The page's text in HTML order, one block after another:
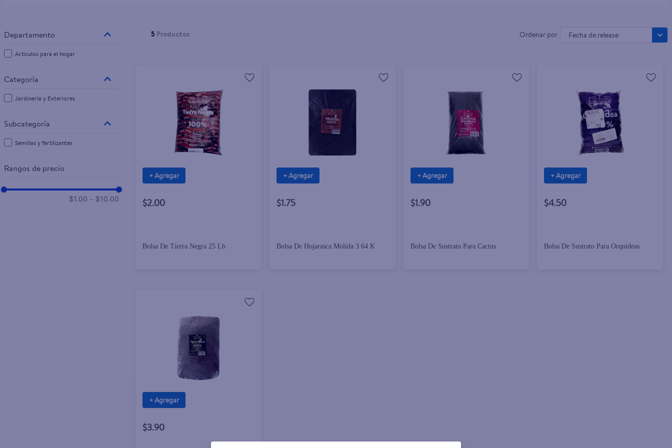
Artículos para el hogar
Jardinería y Exteriores
Semillas y fertilizantes
Rangos de precio
$1.00 – $10.00
5 Productos Fecha de release
+ Agregar
$2.00
Bolsa De Tierra Negra 25 Lb
+ Agregar
$1.75
Bolsa De Hojarasca Molida 3.64 K
+ Agregar
$1.90
Bolsa De Sustrato Para Cactus
+ Agregar
$4.50
Bolsa De Sustrato Para Orquideas
+ Agregar
$3.90